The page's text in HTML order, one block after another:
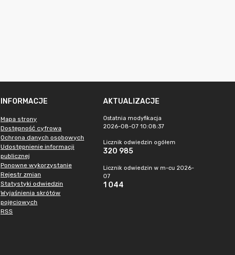
INFORMACJE
Mapa strony
Dostępność cyfrowa
Ochrona danych osobowych
Udostępnienie informacji
publicznej
Ponowne wykorzystanie
Rejestr zmian
Statystyki odwiedzin
Wyjaśnienia skrótów
pojęciowych
RSS
AKTUALIZACJE
Ostatnia modyfikacja
2026-08-07 10:08:37
Licznik odwiedzin ogółem
320 985
Licznik odwiedzin w m-cu 2026-
07
1 044